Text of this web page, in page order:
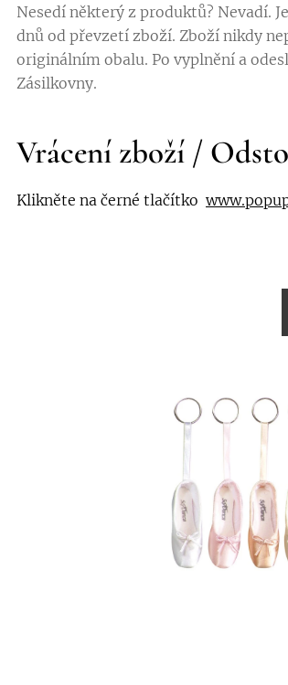
Nesedí některý z produktů? Nevadí.
dnů od převzetí zboží. Zboží nikdy
originálním obalu. Po vyplnění a
Zásilkovny.
Vrácení zboží /
Klikněte na černé tlačítko